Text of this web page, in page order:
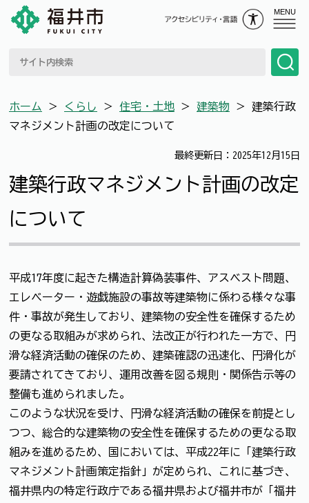
MENU
ホーム ＞ くらし ＞ 住宅・土地 ＞ 建築物 ＞ 建築行政
マネジメント計画の改定について
最終更新日：2025年12月15日
建築行政マネジメント計画の改定
について
平成17年度に起きた構造計算偽装事件、アスベスト問題、
エレベーター・遊戯施設の事故等建築物に係わる様々な事
件・事故が発生しており、建築物の安全性を確保するため
の更なる取組みが求められ、法改正が行われた一方で、円
滑な経済活動の確保のため、建築確認の迅速化、円滑化が
要請されてきており、運用改善を図る規則・関係告示等の
整備も進められました。
このような状況を受け、円滑な経済活動の確保を前提とし
つつ、総合的な建築物の安全性を確保するための更なる取
組みを進めるため、国においては、平成22年に「建築行政
マネジメント計画策定指針」が定められ、これに基づき、
福井県内の特定行政庁である福井県および福井市が「福井